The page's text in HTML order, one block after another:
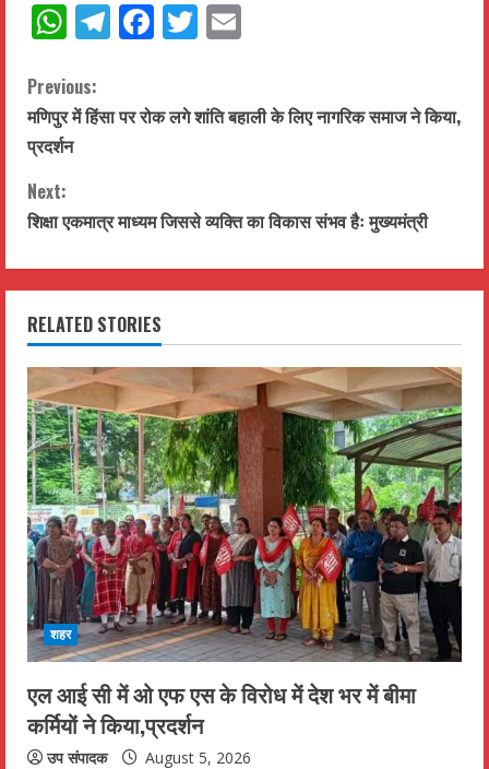
WhatsApp
Telegram
Facebook
Twitter
C
o
n
t
i
n
u
e
R
e
a
d
i
n
g
Previous:
मणिपुर में हिंसा पर रोक लगे शांति बहाली के लिए नागरिक समाज ने किया,
प्रदर्शन
Next:
शिक्षा एकमात्र माध्यम जिससे व्यक्ति का विकास संभव हैः मुख्यमंत्री
RELATED STORIES
शहर
एल आई सी में ओ एफ एस के विरोध में देश भर में बीमा
कर्मियों ने किया,प्रदर्शन
उप संपादक August 5, 2026